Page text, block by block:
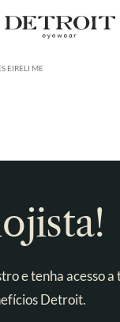
EIRELI ME
e tenha acesso a
Detroit.